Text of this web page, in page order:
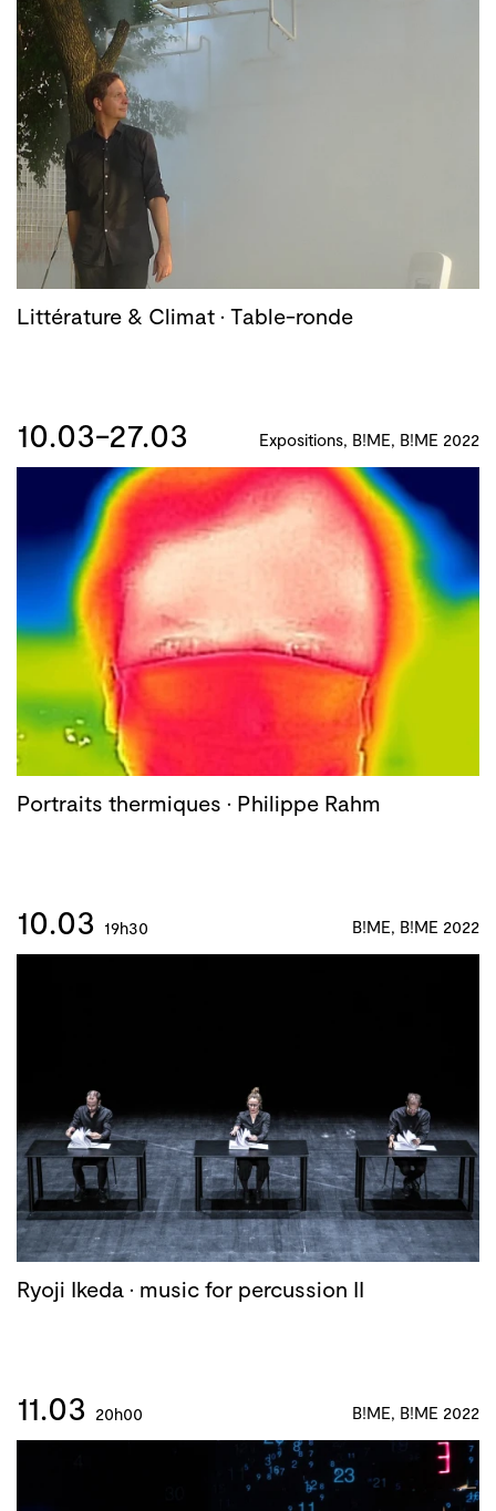
Littérature & Climat · Table-ronde
10.03-27.03 Expositions, B!ME, B!ME 2022
Portraits thermiques · Philippe Rahm
10.03 19h30 B!ME, B!ME 2022
Ryoji Ikeda · music for percussion II
11.03 20h00 B!ME, B!ME 2022